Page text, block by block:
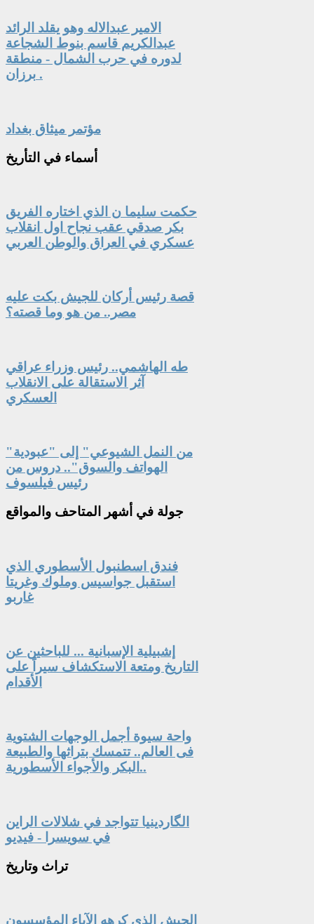
الامير عبدالاله وهو يقلد الرائد
عبدالكريم قاسم بنوط الشجاعة
لدوره في حرب الشمال - منطقة
برزان .
مؤتمر ميثاق بغداد
أسماء في التأريخ
حكمت سليما ن الذي اختاره الفريق
بكر صدقي عقب نجاح اول انقلاب
عسكري في العراق والوطن العربي
قصة رئيس أركان للجيش بكت عليه
مصر.. من هو وما قصته؟
طه الهاشمي.. رئيس وزراء عراقي
آثر الاستقالة على الانقلاب
العسكري
"من النمل الشيوعي" إلى "عبودية
الهواتف والسوق".. دروس من
رئيس فيلسوف
جولة في أشهر المتاحف والمواقع
فندق اسطنبول الأسطوري الذي
استقبل جواسيس وملوك وغريتا
غاربو
إشبيلية الإسبانية ... للباحثين عن
التاريخ ومتعة الاستكشاف سيراً على
الأقدام
واحة سيوة أجمل الوجهات الشتوية
فى العالم.. تتمسك بتراثها والطبيعة
البكر والأجواء الأسطورية..
الگاردينيا تتواجد في شلالات الراين
في سويسرا - فيديو
تراث وتاريخ
الجيش الذي كرهه الآباء المؤسسون